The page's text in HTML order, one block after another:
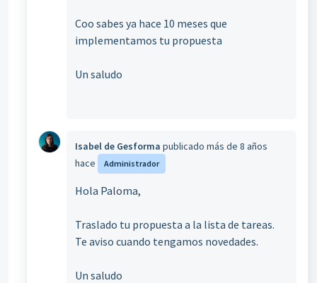
Coo sabes ya hace 10 meses que
implementamos tu propuesta
Un saludo
Isabel de Gesforma publicado más de 8 años
hace
Administrador
Hola Paloma,
Traslado tu propuesta a la lista de tareas.
Te aviso cuando tengamos novedades.
Un saludo